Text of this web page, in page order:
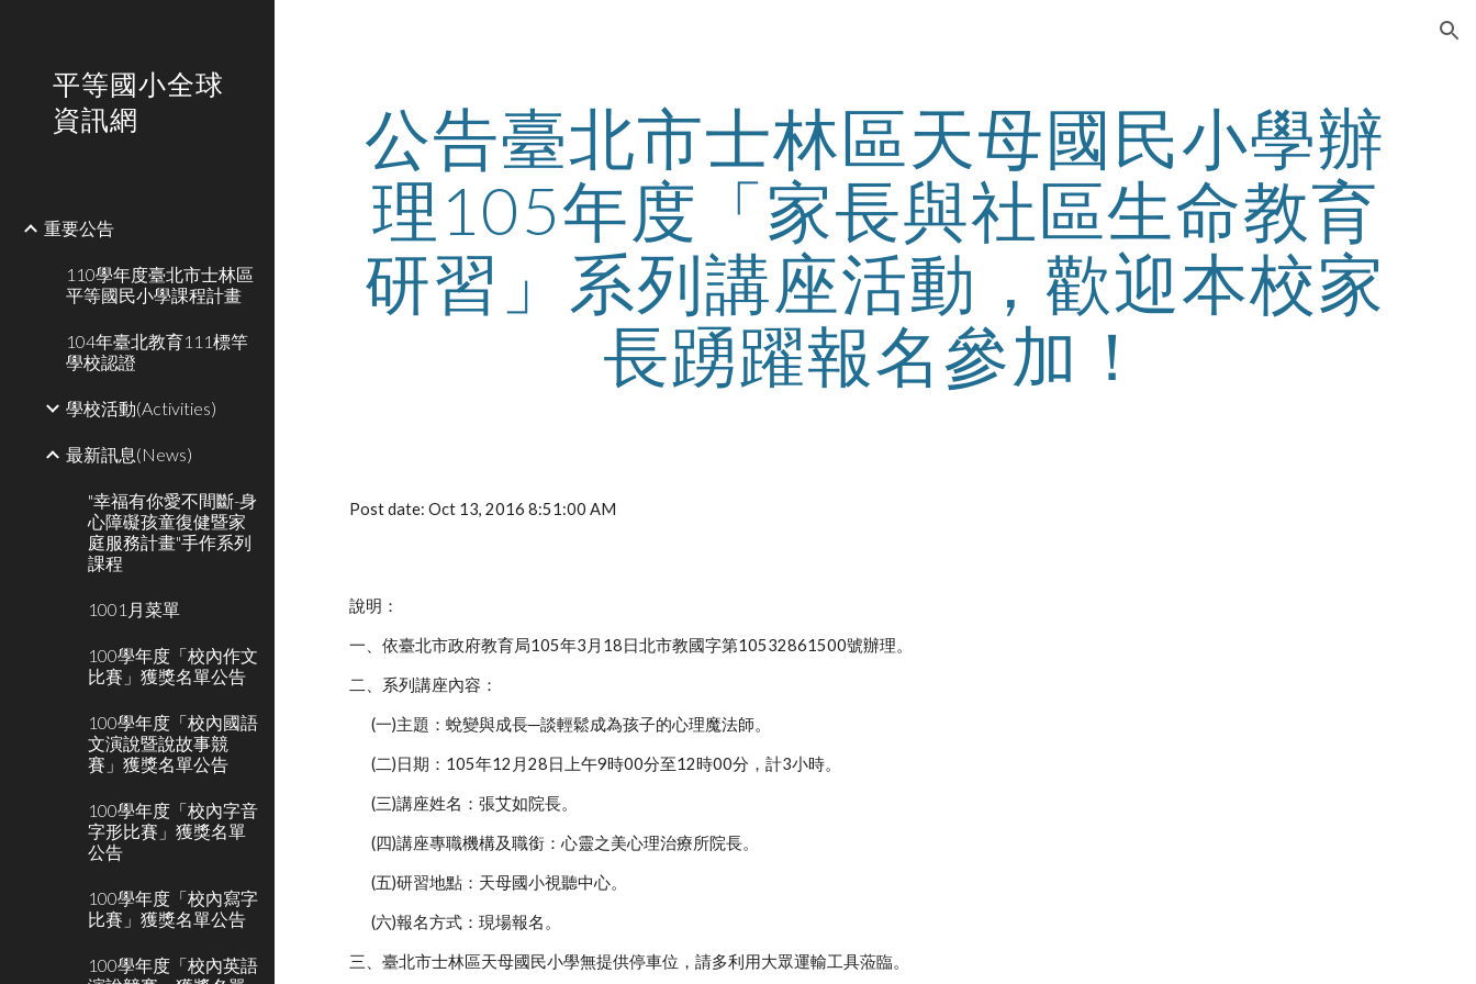
平等國小全球
資訊網
重要公告
110學年度臺北市士林區
平等國民小學課程計畫
104年臺北教育111標竿
學校認證
學校活動(Activities)
最新訊息(News)
"幸福有你愛不間斷-身
心障礙孩童復健暨家
庭服務計畫"手作系列
課程
1001月菜單
100學年度「校內作文
比賽」獲獎名單公告
100學年度「校內國語
文演說暨說故事競
賽」獲獎名單公告
100學年度「校內字音
字形比賽」獲獎名單
公告
100學年度「校內寫字
比賽」獲獎名單公告
100學年度「校內英語
公告臺北市士林區天母國民小學辦
理105年度「家長與社區生命教育
研習」系列講座活動，歡迎本校家
長踴躍報名參加！
Post date: Oct 13, 2016 8:51:00 AM
說明：
一、依臺北市政府教育局105年3月18日北市教國字第10532861500號辦理。
二、系列講座內容：
(一)主題：蛻變與成長─談輕鬆成為孩子的心理魔法師。
(二)日期：105年12月28日上午9時00分至12時00分，計3小時。
(三)講座姓名：張艾如院長。
(四)講座專職機構及職銜：心靈之美心理治療所院長。
(五)研習地點：天母國小視聽中心。
(六)報名方式：現場報名。
三、臺北市士林區天母國民小學無提供停車位，請多利用大眾運輸工具蒞臨。